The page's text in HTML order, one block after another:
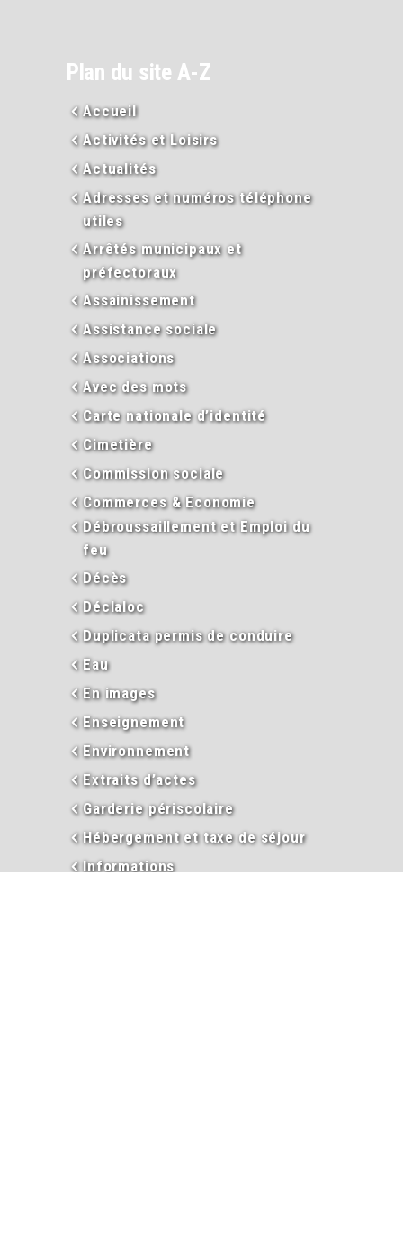
Plan du site A-Z
Accueil
Activités et Loisirs
Actualités
Adresses et numéros téléphone
utiles
Arrêtés municipaux et
préfectoraux
Assainissement
Assistance sociale
Associations
Avec des mots
Carte nationale d’identité
Cimetière
Commission sociale
Commerces & Economie
Débroussaillement et Emploi du
feu
Décès
Déclaloc
Duplicata permis de conduire
Eau
En images
Enseignement
Environnement
Extraits d’actes
Garderie périscolaire
Hébergement et taxe de séjour
Informations